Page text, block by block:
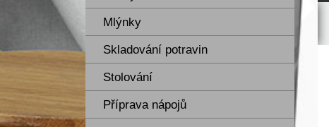
Mlýnky
Skladování potravin
Stolování
Příprava nápojů